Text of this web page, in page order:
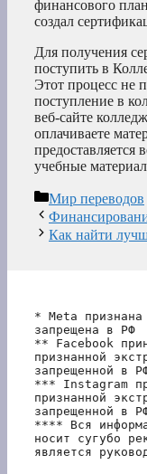
финансового
создал
Для получения
поступить в
Этот процесс не
поступление в
веб-сайте
оплачиваете
предоставляется
учебные
Рубрики
Мир переводов
Как найти
* Meta признана
запрещена в РФ
** Facebook
признанной
запрещенной в
*** Instagram
признанной
запрещенной в
**** Вся
носит сугубо
является